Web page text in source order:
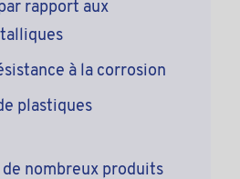
rapport aux
à la corrosion
plastiques
de nombreux produits